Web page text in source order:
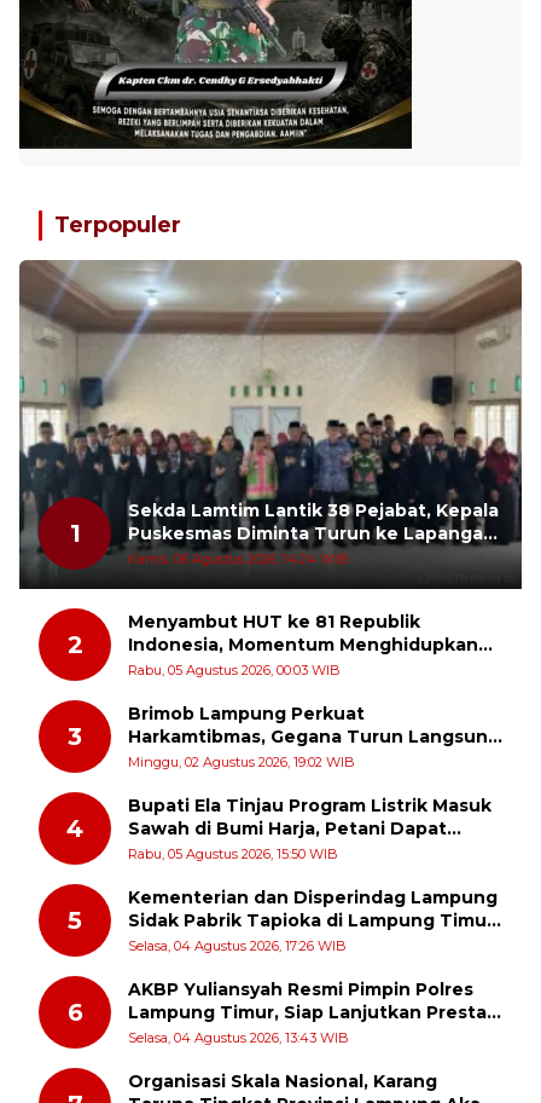
Terpopuler
1
Sekda Lamtim Lantik 38 Pejabat, Kepala
Puskesmas Diminta Turun ke Lapangan
dan Hadir di Tengah Masyarakat
Kamis, 06 Agustus 2026, 14:24 WIB
2
Menyambut HUT ke 81 Republik
Indonesia, Momentum Menghidupkan
Kembali Semangat Juang Para Pahlawan
Rabu, 05 Agustus 2026, 00:03 WIB
3
Brimob Lampung Perkuat
Harkamtibmas, Gegana Turun Langsung
Patroli Dialogis ke Pasar dan Rumah
Minggu, 02 Agustus 2026, 19:02 WIB
4
Bupati Ela Tinjau Program Listrik Masuk
Sawah di Bumi Harja, Petani Dapat
Subsidi Pemasangan KWH
Rabu, 05 Agustus 2026, 15:50 WIB
5
Kementerian dan Disperindag Lampung
Sidak Pabrik Tapioka di Lampung Timur,
PPUKI Apresiasi Langkah Pengawasan
Selasa, 04 Agustus 2026, 17:26 WIB
6
AKBP Yuliansyah Resmi Pimpin Polres
Lampung Timur, Siap Lanjutkan Prestasi
Gemilang AKBP Heti Patmawati
Selasa, 04 Agustus 2026, 13:43 WIB
Organisasi Skala Nasional, Karang